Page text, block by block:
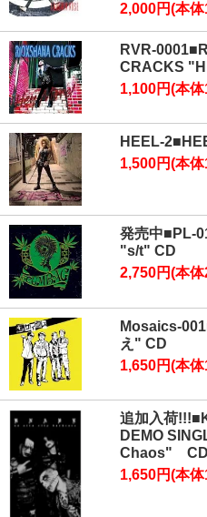
2,000円(本
RVR-
CRACKS
1,100円(本
HEEL-
1,500円(本
発売中■PL-
"s/t" CD
2,750円(本
Mosaics-
え" CD
1,650円(本
追加入荷
DEMO
Chaos" CD
1,650円(本